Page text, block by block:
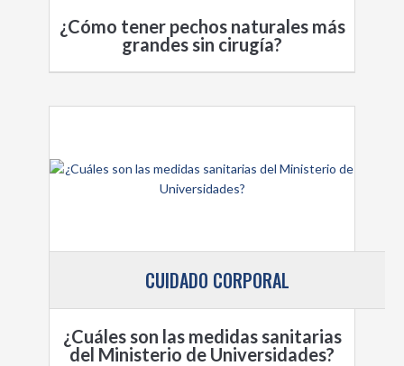
¿Cómo tener pechos naturales más
grandes sin cirugía?
CUIDADO CORPORAL
¿Cuáles son las medidas sanitarias
del Ministerio de Universidades?